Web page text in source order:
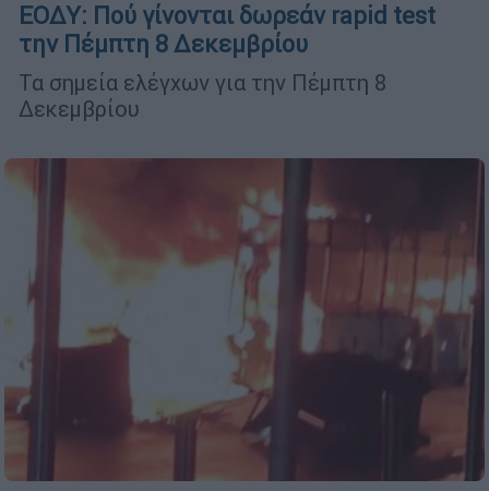
ΕΟΔΥ: Πού γίνονται δωρεάν rapid test
την Πέμπτη 8 Δεκεμβρίου
Τα σημεία ελέγχων για την Πέμπτη 8
Δεκεμβρίου